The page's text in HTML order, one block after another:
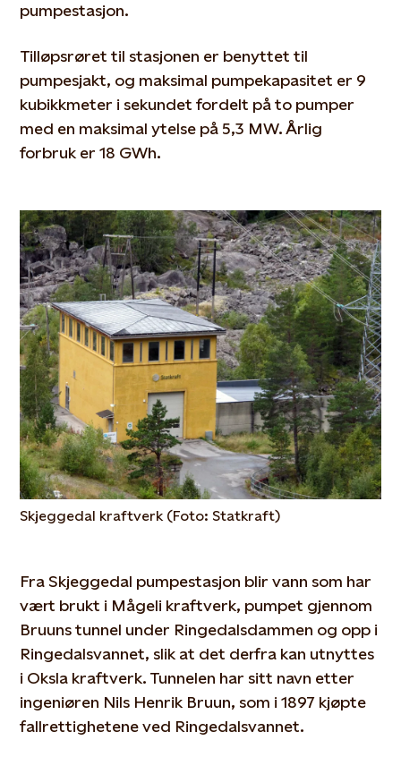
pumpestasjon.
Tilløpsrøret til stasjonen er benyttet til
pumpesjakt, og maksimal pumpekapasitet er 9
kubikkmeter i sekundet fordelt på to pumper
med en maksimal ytelse på 5,3 MW. Årlig
forbruk er 18 GWh.
Skjeggedal kraftverk (Foto: Statkraft)
Fra Skjeggedal pumpestasjon blir vann som har
vært brukt i Mågeli kraftverk, pumpet gjennom
Bruuns tunnel under Ringedalsdammen og opp i
Ringedalsvannet, slik at det derfra kan utnyttes
i Oksla kraftverk. Tunnelen har sitt navn etter
ingeniøren Nils Henrik Bruun, som i 1897 kjøpte
fallrettighetene ved Ringedalsvannet.